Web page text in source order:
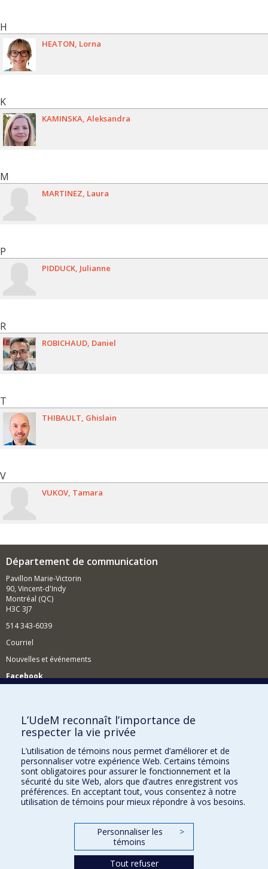
H
HEATON Lorna
K
KAMINSKA Aleksandra
M
MARTINEZ Laura
P
PIDDUCK Julianne
R
ROBICHAUD Daniel
T
THIBAULT Ghislain
V
VUKOV Tamara
Département de communication
Pavillon Marie-Victorin
90, Vincent-d'Indy
Montréal (QC)
H3C 3J7
514 343-6039
Courriel
Nouvelles et événements
Facebook
Comment soutenir le Département?
BESOIN D'AIDE?
Plan du site
Signaler une erreur
Accessibilité
FACULTÉ DES ARTS ET DES SCIENCES
Nos départements et écoles
L’UdeM reconnaît l’importance de
respecter la vie privée
L’utilisation de témoins nous permet d’améliorer et de
personnaliser votre expérience Web. Certains témoins
sont obligatoires pour assurer le fonctionnement et la
sécurité du site Web, alors que d’autres enregistrent vos
préférences. En acceptant tout, vous consentez à notre
utilisation de témoins pour mieux répondre à vos besoins.
Personnaliser les
témoins
>
Tout refuser